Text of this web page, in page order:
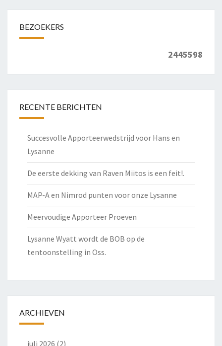
BEZOEKERS
2445598
RECENTE BERICHTEN
Succesvolle Apporteerwedstrijd voor Hans en
Lysanne
De eerste dekking van Raven Miitos is een feit!.
MAP-A en Nimrod punten voor onze Lysanne
Meervoudige Apporteer Proeven
Lysanne Wyatt wordt de BOB op de
tentoonstelling in Oss.
ARCHIEVEN
juli 2026 (2)